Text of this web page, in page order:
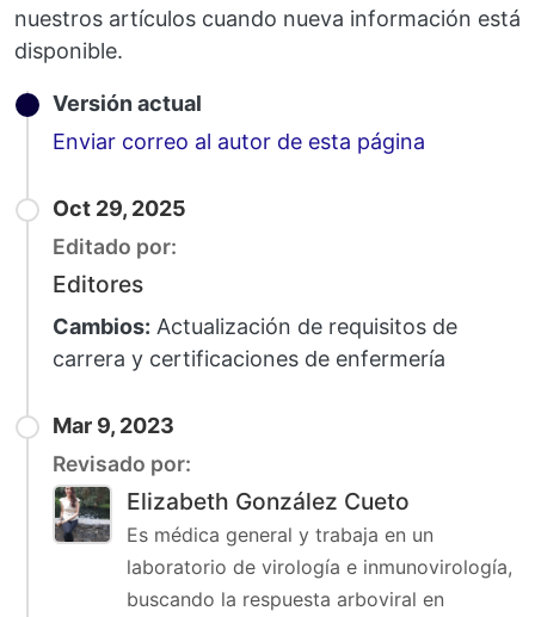
nuestros artículos cuando nueva información está
disponible.
Versión actual
Enviar correo al autor de esta página
Oct 29, 2025
Editado por:
Editores
Cambios: Actualización de requisitos de
carrera y certificaciones de enfermería
Mar 9, 2023
Revisado por:
Elizabeth González Cueto
Es médica general y trabaja en un
laboratorio de virología e inmunovirología,
buscando la respuesta arboviral en